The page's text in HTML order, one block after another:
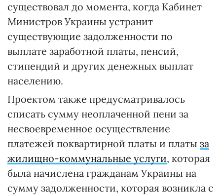
существовал до момента, когда Кабинет
Министров Украины устранит
существующие задолженности по
выплате заработной платы, пенсий,
стипендий и других денежных выплат
населению.
Проектом также предусматривалось
списать сумму неоплаченной пени за
несвоевременное осуществление
платежей поквартирной платы и платы за
жилищно-коммунальные услуги, которая
была начислена гражданам Украины на
сумму задолженности, которая возникла с